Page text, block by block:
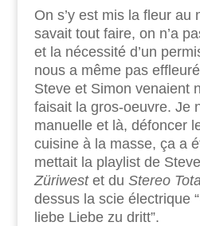
On s’y est mis la fleur au
savait tout faire, on n’a
et la nécessité d’un
nous a même pas
Steve et Simon venaient
faisait la gros-oeuvre. Je
manuelle et là, défoncer
cuisine à la masse, ça a
mettait la playlist de
Züriwestet du Stereo
dessus la scie électrique
liebe Liebe zu dritt”.